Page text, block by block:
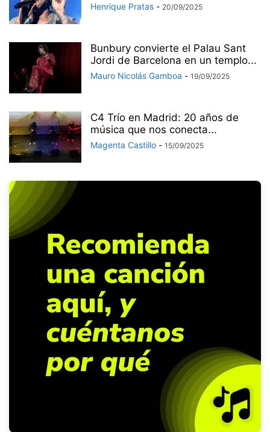
Henrique Pratas - 20/09/2025
Bunbury convierte el Palau Sant
Jordi de Barcelona en un templo...
Mauro Nicolás Gamboa - 19/09/2025
C4 Trío en Madrid: 20 años de
música que nos conecta...
Magenta Castillo - 15/09/2025